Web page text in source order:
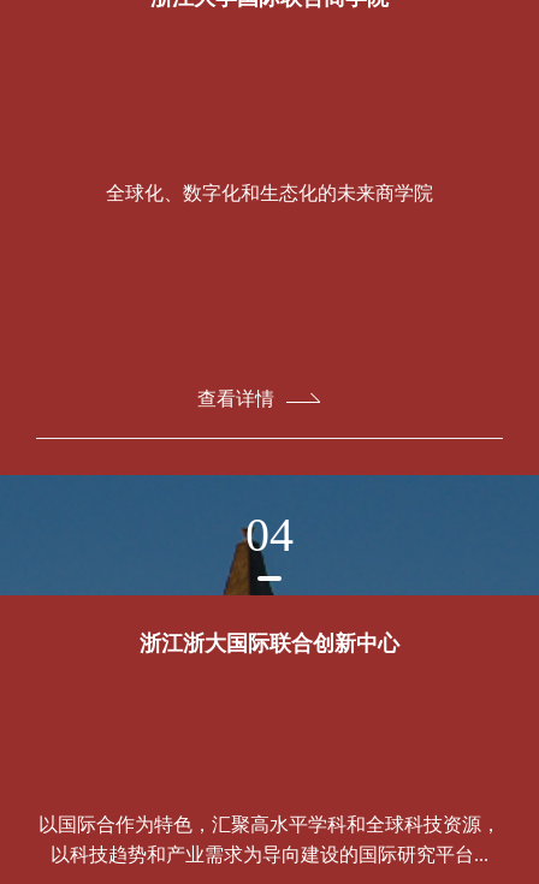
全球化、数字化和生态化的未来商学院
查看详情
04
浙江浙大国际联合创新中心
以国际合作为特色，汇聚高水平学科和全球科技资源，
以科技趋势和产业需求为导向建设的国际研究平台...